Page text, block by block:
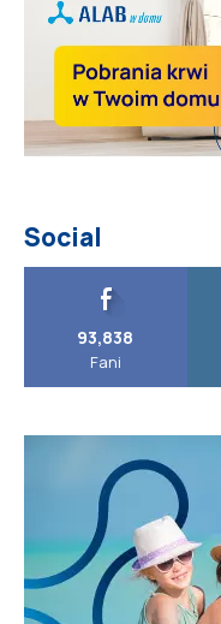
Social
93,838
Fani